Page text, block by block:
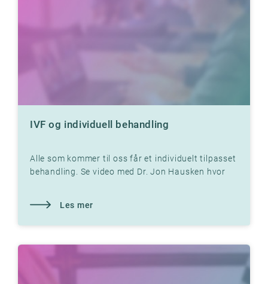
IVF og individuell behandling
Alle som kommer til oss får et individuelt tilpasset
behandling. Se video med Dr. Jon Hausken hvor
Les mer